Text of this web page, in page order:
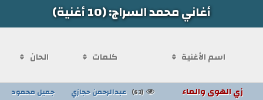
أغاني محمد السراج: (10 أغنية)
اسم الأغنية كلمات الحان
زي الهوى والماء (63) عبدالرحمن حجازي جميل محمود